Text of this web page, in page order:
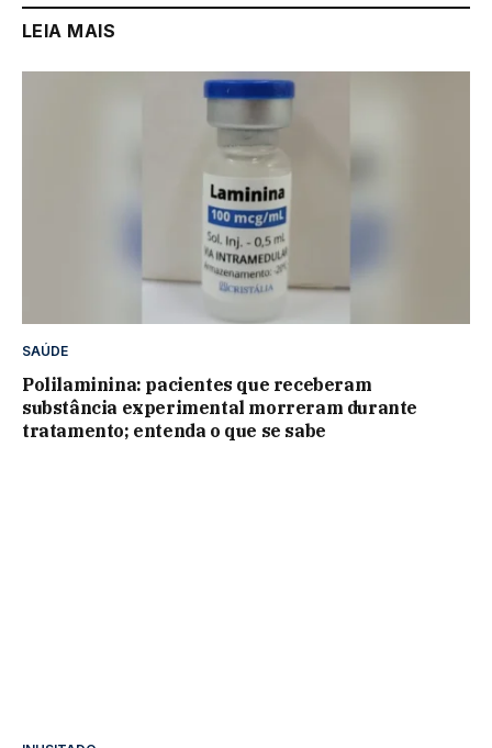
LEIA MAIS
SAÚDE
Polilaminina: pacientes que receberam
substância experimental morreram durante
tratamento; entenda o que se sabe